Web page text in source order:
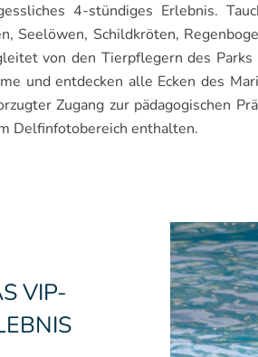
4-stündiges Erlebnis.
Seelöwen, Schildkröten,
von den Tierpflegern des
und entdecken alle Ecken des
Zugang zur pädagogischen
Delfinfotobereich enthalten.
VIP-